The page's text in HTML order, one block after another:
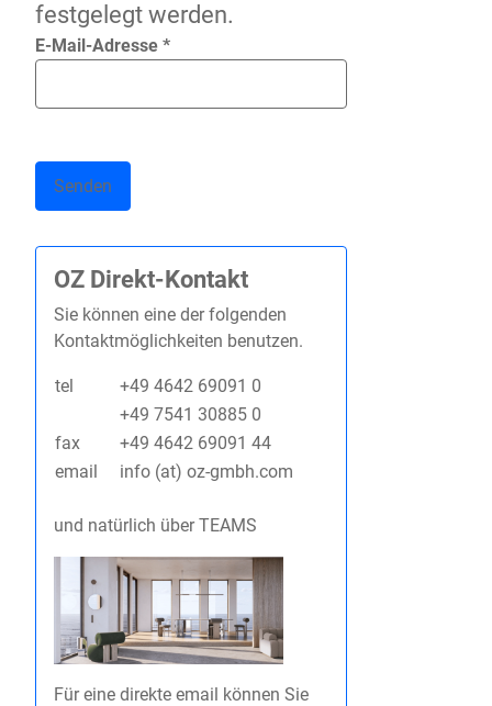
festgelegt werden.
E-Mail-Adresse *
Senden
OZ Direkt-Kontakt
Sie können eine der folgenden
Kontaktmöglichkeiten benutzen.
tel
+49 4642 69091 0
+49 7541 30885 0
fax
+49 4642 69091 44
email
info (at) oz-gmbh.com
und natürlich über TEAMS
Für eine direkte email können Sie